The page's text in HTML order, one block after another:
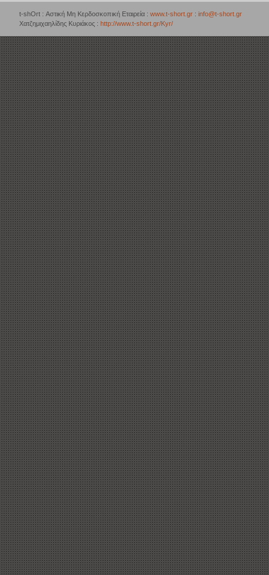
t-shOrt : Αστική Μη Κερδοσκοπική Εταιρεία : www.t-short.gr : info@t-short.gr
Χατζημιχαηλίδης Κυριάκος : http://www.t-short.gr/Kyr/